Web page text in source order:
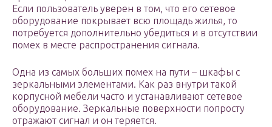
Если пользователь уверен в том, что его сетевое
оборудование покрывает всю площадь жилья, то
потребуется дополнительно убедиться и в отсутствии
помех в месте распространения сигнала.
Одна из самых больших помех на пути – шкафы с
зеркальными элементами. Как раз внутри такой
корпусной мебели часто и устанавливают сетевое
оборудование. Зеркальные поверхности попросту
отражают сигнал и он теряется.